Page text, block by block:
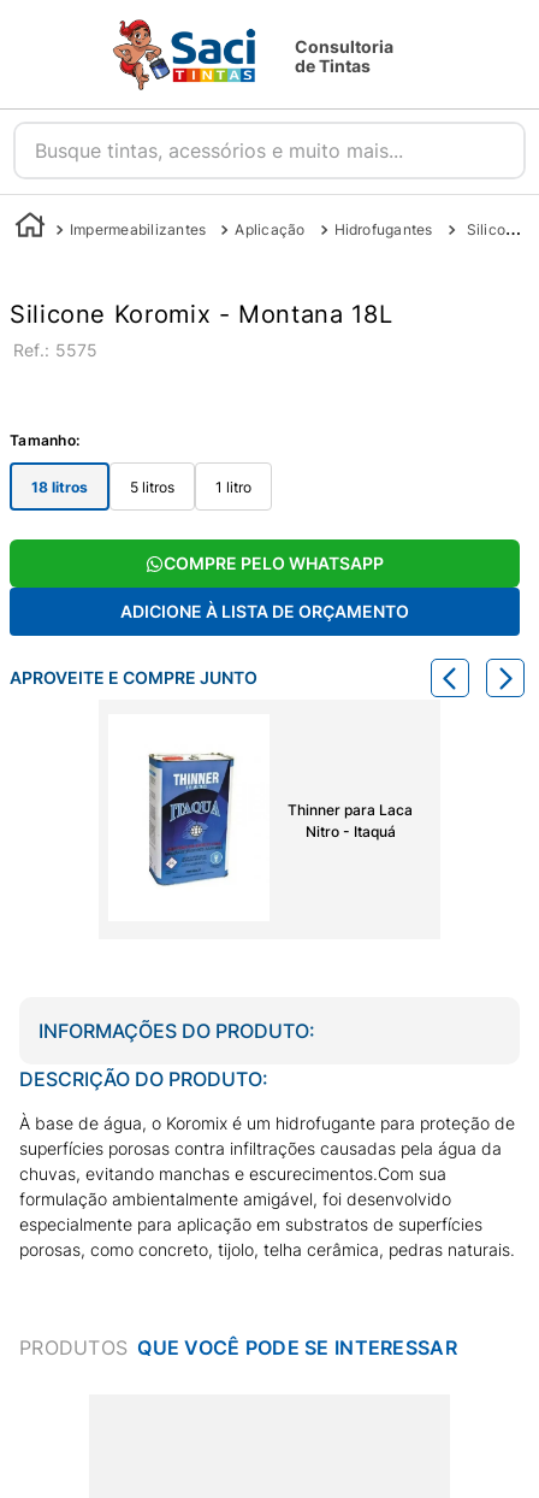
Consultoria
de Tintas
Busque tintas, acessórios e muito mais...
Impermeabilizantes Aplicação Hidrofugantes Silicone Koromix - Montana
Silicone Koromix - Montana 18L
: 5575
Tamanho:
18 litros 5 litros 1 litro
COMPRE PELO WHATSAPP
ADICIONE À LISTA DE ORÇAMENTO
APROVEITE E COMPRE JUNTO
Thinner para Laca
Nitro - Itaquá
INFORMAÇÕES DO PRODUTO:
DESCRIÇÃO DO PRODUTO:
À base de água, o Koromix é um hidrofugante para proteção de
superfícies porosas contra infiltrações causadas pela água da
chuvas, evitando manchas e escurecimentos.Com sua
formulação ambientalmente amigável, foi desenvolvido
especialmente para aplicação em substratos de superfícies
porosas, como concreto, tijolo, telha cerâmica, pedras naturais.
PRODUTOS